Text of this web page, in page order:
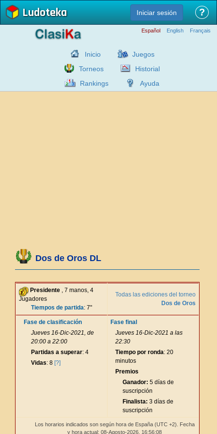
Ludoteka Iniciar sesión ?
Español English Français
Inicio
Juegos
Torneos
Historial
Rankings
Ayuda
Dos de Oros DL
Presidente , 7 manos, 4
Jugadores
Tiempos de partida: 7"
Todas las ediciones del torneo
Dos de Oros
Fase de clasificación
Jueves 16-Dic-2021, de
20:00 a 22:00
Partidas a superar: 4
Vidas: 8 [?]
Fase final
Jueves 16-Dic-2021 a las
22:30
Tiempo por ronda: 20
minutos
Premios
Ganador: 5 días de
suscripción
Finalista: 3 días de
suscripción
Los horarios indicados son según hora de España (UTC +2). Fecha
y hora actual: 08-Agosto-2026, 16:56:09